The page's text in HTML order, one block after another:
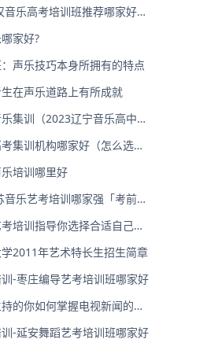
音乐高考培训班推荐哪家好
家好?
声乐技巧本身所拥有的特点
在声乐道路上有所成就
集训（2023辽宁音乐高中培
集训机构哪家好（怎么选择
培训哪里好
乐艺考培训哪家强「考前集
培训指导你选择合适自己的
2011年艺术特长生招生简章
-枣庄编导艺考培训班哪家好
的你如何掌握电视新闻的播
-延安舞蹈艺考培训班哪家好